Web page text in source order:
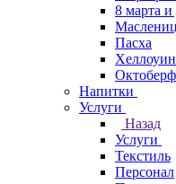
8 марта
Пасха
Хеллоуин
Напитки
Услуги
Назад
Услуги
Текстиль
Персонал